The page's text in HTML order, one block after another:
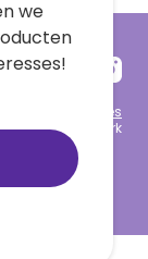
Cookies
- 2025 Hallmark
we